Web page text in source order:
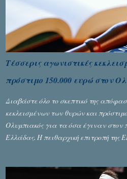
Τέσσερις αγωνιστικές
πρόστιμο 150.000 ευρώ στον
Διαβάστε όλο το σκεπτικό της
κεκλεισμένων των θυρών και
Ολυμπιακός για τα όσα έγιναν στον
Ελλάδας. Η πειθαρχική επιτροπή της
αφαίρεσης βαθμών, όπως